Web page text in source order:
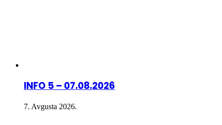
INFO 5 – 07.08.2026
7. Avgusta 2026.